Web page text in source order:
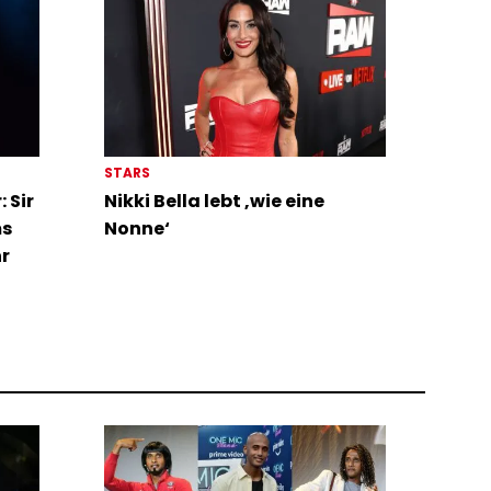
Sir
STARS
Nikki Bella lebt ‚wie eine
Nonne‘